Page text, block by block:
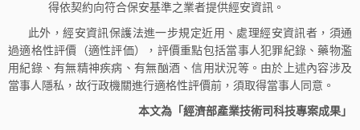
得依契約向符合保安基準之業者提供經安資訊。
此外，經安資訊保護法進一步規定近用、處理經安資訊者，須通
過適格性評價（適性評価），評價重點包括當事人犯罪紀錄、藥物濫
用紀錄、有無精神疾病、有無酗酒、信用狀況等。由於上述內容涉及
當事人隱私，故行政機關進行適格性評價前，須取得當事人同意。
本文為「經濟部產業技術司科技專案成果」